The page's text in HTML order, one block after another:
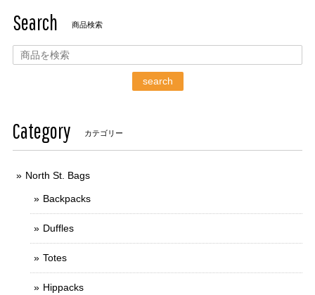
Search 商品検索
search
Category カテゴリー
North St. Bags
Backpacks
Duffles
Totes
Hippacks